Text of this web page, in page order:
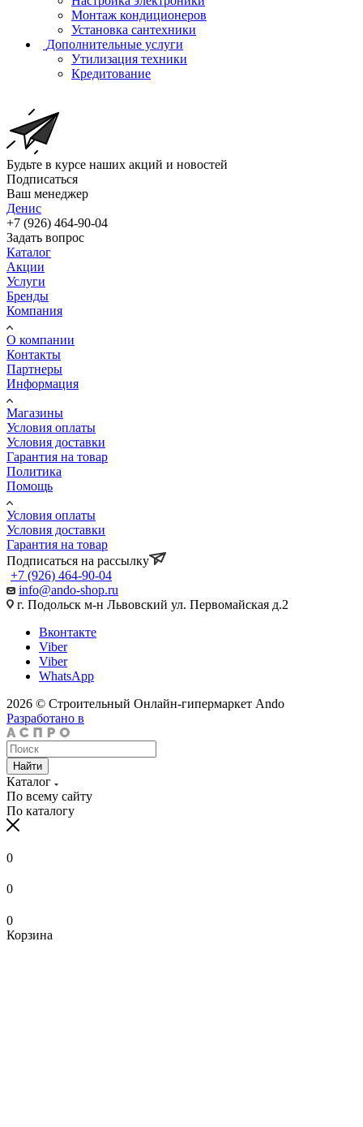
Монтаж кондиционеров
Установка сантехники
Дополнительные услуги
Утилизация техники
Кредитование
Будьте в курсе наших акций и новостей
Подписаться
Ваш менеджер
Денис
+7 (926) 464-90-04
Задать вопрос
Каталог
Акции
Услуги
Бренды
Компания
О компании
Контакты
Партнеры
Информация
Магазины
Условия оплаты
Условия доставки
Гарантия на товар
Политика
Помощь
Условия оплаты
Условия доставки
Гарантия на товар
Подписаться на рассылку
+7 (926) 464-90-04
info@ando-shop.ru
г. Подольск м-н Львовский ул. Первомайская д.2
Вконтакте
Viber
Viber
WhatsApp
2026 © Строительный Онлайн-гипермаркет Ando
Разработано в
Найти
Каталог
По всему сайту
По каталогу
0
0
0
Корзина